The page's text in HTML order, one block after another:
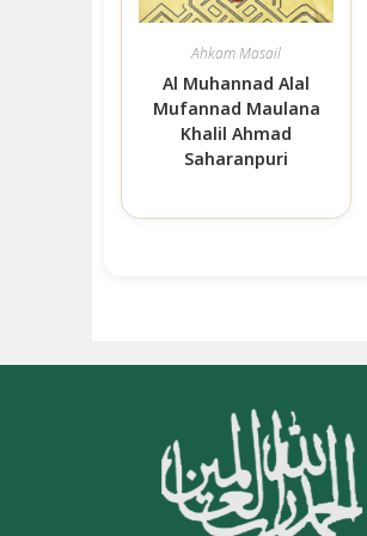
Ahkam Masail
Al Muhannad Alal
Mufannad Maulana
Khalil Ahmad
Saharanpuri